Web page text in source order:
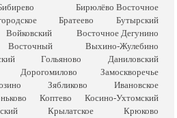
Бирюлёво Восточное
Братеево
Бутырский
Войковский
Восточное Дегунино
Восточный
Выхино-Жулебино
Гольяново
Даниловский
Дорогомилово
Замоскворечье
Зябликово
Ивановское
Коптево
Косино-Ухтомский
Крылатское
Крюково